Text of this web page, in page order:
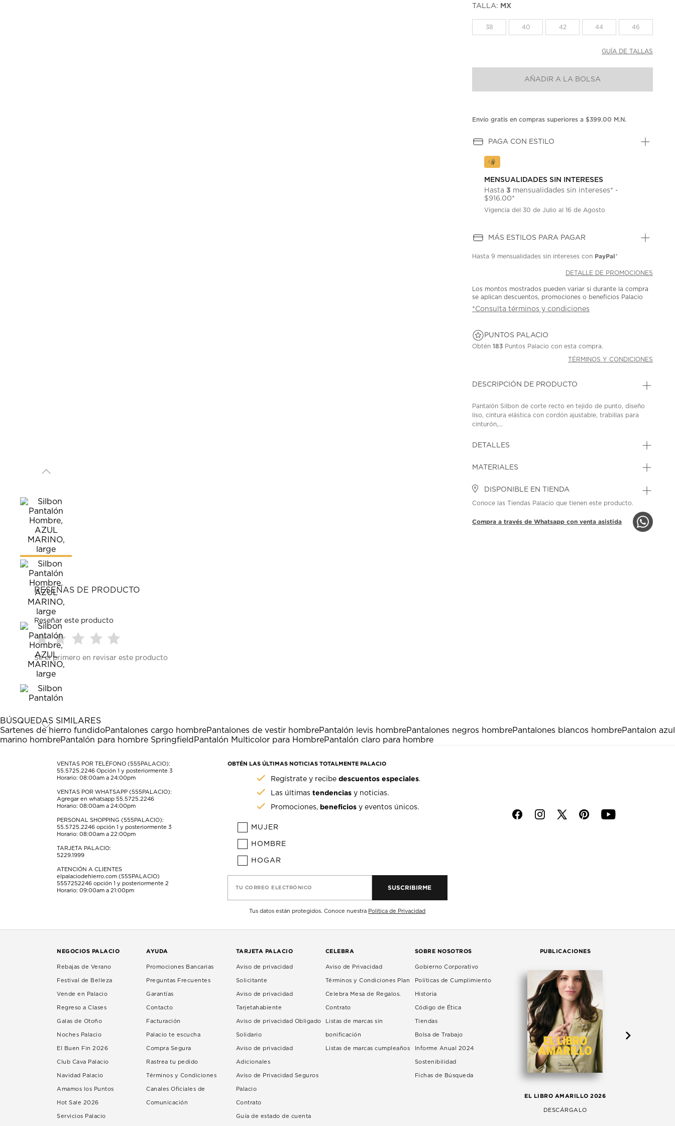
misma
TALLA: MX
38 40 42 44 46
GUÍA DE TALLAS
AÑADIR A LA BOLSA
Envío gratis en compras superiores a $399.00 M.N.
PAGA CON ESTILO
MENSUALIDADES SIN INTERESES
Hasta3 mensualidades sin intereses* -
$916.00*
Vigencia del 30 de Julio al 16 de Agosto
MÁS ESTILOS PARA PAGAR
Hasta9 mensualidades sin intereses con PayPal*
DETALLE DE PROMOCIONES
Los montos mostrados pueden variar si durante la compra
se aplican descuentos, promociones o beneficios Palacio
*Consulta términos y condiciones
PUNTOS PALACIO
Obtén183 Puntos Palacio con esta compra.
TÉRMINOS Y CONDICIONES
DESCRIPCIÓN DE PRODUCTO
Pantalón Silbon de corte recto en tejido de punto, diseño
liso, cintura elástica con cordón ajustable, trabillas para
cinturón,...
DETALLES
MATERIALES
DISPONIBLE EN TIENDA
Conoce las Tiendas Palacio que tienen este producto.
Compra a través de Whatsapp con venta asistida
RESEÑAS DE PRODUCTO
Reseñar este producto
Seleccionar
para
calificar
el
artículo
con
estrella
Esta
acción
abrirá
formulario
Seleccionar
para
calificar
el
artículo
con
estrellas.
Esta
acción
abrirá
formulario
de
para
estrellas.
Esta
acción
abrirá
formulario
de
para
estrellas.
Esta
acción
abrirá
formulario
de
para
Esta
acción
abrirá
formulario
de
envío.
Sé el primero en revisar este producto
BÚSQUEDAS SIMILARES
Sartenes de hierro fundidoPantalones cargo hombrePantalones de vestir hombrePantalón levis hombrePantalones negros hombrePantalones blancos hombrePantalon azul
marino hombrePantalón para hombre Springfield Pantalón Multicolor para HombrePantalón claro para hombre
VENTAS POR TELÉFONO (555PALACIO):
55.5725.2246 Opción 1 y posteriormente 3
Horario: 08:00am a 24:00pm
VENTAS POR WHATSAPP (555PALACIO):
Agregar en whatsapp 55.5725.2246
Horario: 08:00am a 24:00pm
PERSONAL SHOPPING (555PALACIO):
55.5725.2246 opción 1 y posteriormente 3
Horario: 08:00am a 22:00pm
TARJETA PALACIO:
5229.1999
ATENCIÓN A CLIENTES
elpalaciodehierro.com (555PALACIO)
5557252246 opción 1 y posteriormente 2
Horario: 09:00am a 21:00pm
OBTÉN LAS ÚLTIMAS NOTICIAS TOTALMENTE PALACIO
Regístrate y recibedescuentos especiales.
Las últimastendencias y noticias.
Promociones, beneficios y eventos únicos.
MUJER
HOMBRE
HOGAR
TU CORREO ELECTRÓNICO SUSCRIBIRME
Tus datos están protegidos. Conoce nuestra Política de Privacidad
f i p y
NEGOCIOS PALACIO
Rebajas de Verano
Festival de Belleza
Vende en Palacio
Regreso a Clases
Galas de Otoño
Noches Palacio
El Buen Fin 2026
Club Cava Palacio
Navidad Palacio
Amamos los Puntos
Hot Sale 2026
Servicios Palacio
AYUDA
Promociones Bancarias
Preguntas Frecuentes
Garantías
Contacto
Facturación
Palacio te escucha
Compra Segura
Rastrea tu pedido
Términos y Condiciones
Canales Oficiales de
Comunicación
TARJETA PALACIO
Aviso de privacidad
Solicitante
Aviso de privacidad
Tarjetahabiente
Aviso de privacidad Obligado
Solidario
Aviso de privacidad
Adicionales
Aviso de Privacidad Seguros
Palacio
Contrato
Guía de estado de cuenta
CELEBRA
Aviso de Privacidad
Términos y Condiciones Plan
Celebra Mesa de Regalos.
Contrato
Listas de marcas sin
bonificación
Listas de marcas cumpleaños
SOBRE NOSOTROS
Gobierno Corporativo
Políticas de Cumplimiento
Historia
Código de Ética
Tiendas
Bolsa de Trabajo
Informe Anual 2024
Sostenibilidad
Fichas de Búsqueda
PUBLICACIONES
EL LIBRO AMARILLO 2026
DESCÁRGALO